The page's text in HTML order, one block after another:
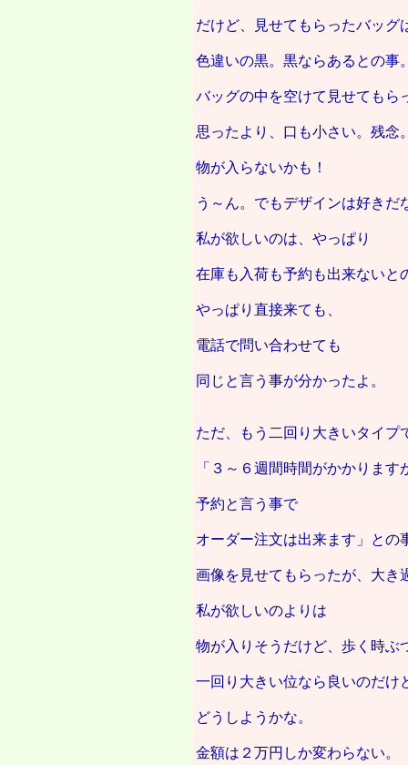
だけど、見せてもらったバッグ
色違いの黒。黒ならあるとの事
バッグの中を空けて見せてもら
思ったより、口も小さい。残念
物が入らないかも！
う～ん。でもデザインは好きだ
私が欲しいのは、やっぱり
在庫も入荷も予約も出来ないと
やっぱり直接来ても、
電話で問い合わせても
同じと言う事が分かったよ。
ただ、もう二回り大きいタイプ
「３～６週間時間がかかります
予約と言う事で
オーダー注文は出来ます」との
画像を見せてもらったが、大き
私が欲しいのよりは
物が入りそうだけど、歩く時ぶ
一回り大きい位なら良いのだけ
どうしようかな。
金額は２万円しか変わらない。